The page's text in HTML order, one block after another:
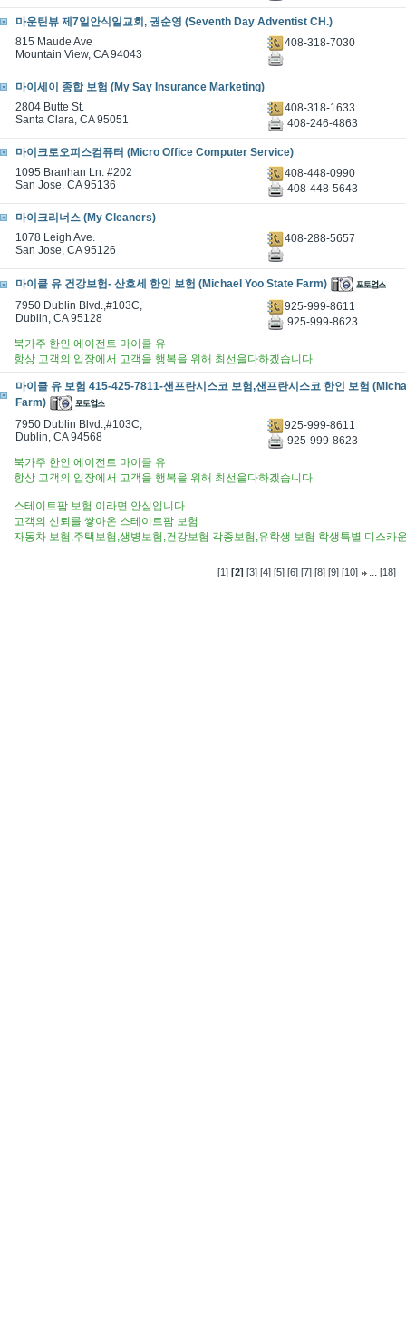
마운틴뷰 제7일안식일교회, 권순영 (Seventh Day Adventist CH.)
815 Maude Ave
Mountain View, CA 94043
408-318-7030
마이세이 종합 보험 (My Say Insurance Marketing)
2804 Butte St.
Santa Clara, CA 95051
408-318-1633
408-246-4863
마이크로오피스컴퓨터 (Micro Office Computer Service)
1095 Branhan Ln. #202
San Jose, CA 95136
408-448-0990
408-448-5643
마이크리너스 (My Cleaners)
1078 Leigh Ave.
San Jose, CA 95126
408-288-5657
마이클 유 건강보험- 산호세 한인 보험 (Michael Yoo State Farm)
7950 Dublin Blvd.,#103C,
Dublin, CA 95128
925-999-8611
925-999-8623
북가주 한인 에이전트 마이클 유
항상 고객의 입장에서 고객을 행복을 위해 최선을다하겠습니다
마이클 유 보험 415-425-7811-샌프란시스코 보험,샌프란시스코 한인 보험
Farm)
7950 Dublin Blvd.,#103C,
Dublin, CA 94568
925-999-8611
925-999-8623
북가주 한인 에이전트 마이클 유
항상 고객의 입장에서 고객을 행복을 위해 최선을다하겠습니다
스테이트팜 보험 이라면 안심입니다
고객의 신뢰를 쌓아온 스테이트팜 보험
자동차 보험,주택보험,생병보험,건강보험 각종보험,유학생 보험 학생특별 디스카
[1] [2] [3] [4] [5] [6] [7] [8] [9] [10] ...[18]